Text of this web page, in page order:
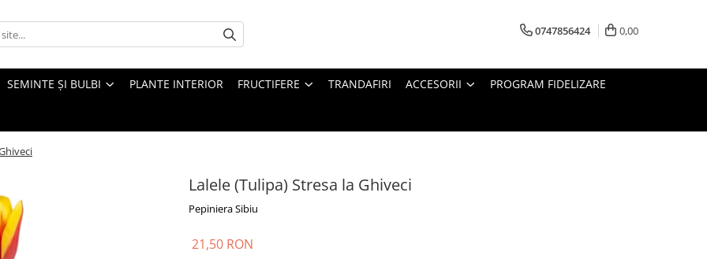
0747856424 0,00
SEMINTE ȘI BULBI PLANTE INTERIOR FRUCTIFERE TRANDAFIRI ACCESORII PROGRAM FIDELIZARE
Lalele (Tulipa) Stresa la Ghiveci
Pepiniera Sibiu
21,50 RON